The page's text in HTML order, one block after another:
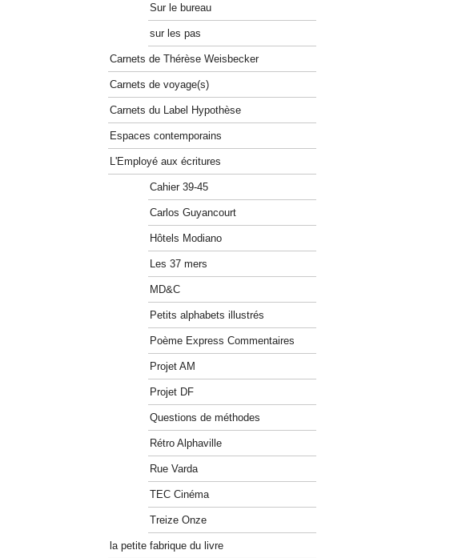
Sur le bureau
sur les pas
Carnets de Thérèse Weisbecker
Carnets de voyage(s)
Carnets du Label Hypothèse
Espaces contemporains
L'Employé aux écritures
Cahier 39-45
Carlos Guyancourt
Hôtels Modiano
Les 37 mers
MD&C
Petits alphabets illustrés
Poème Express Commentaires
Projet AM
Projet DF
Questions de méthodes
Rétro Alphaville
Rue Varda
TEC Cinéma
Treize Onze
la petite fabrique du livre